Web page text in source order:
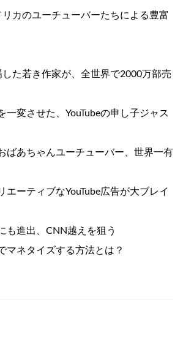
リカのユーチューバーたちによる豊富
た若き作家が、全世界で2000万部売
変させた、YouTubeの申し子ジャス
ばあちゃんユーチューバー、世界一有
ーティブなYouTube広告が大ブレイ
進出、CNN越えを狙う
ネタイズする方法とは？